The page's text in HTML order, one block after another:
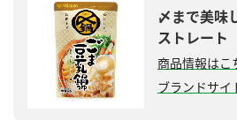
〆まで美味
ストレート
商品情報はこ
ブランドサイ